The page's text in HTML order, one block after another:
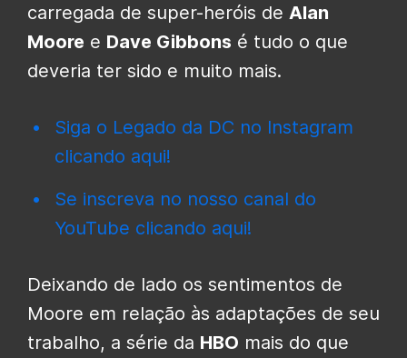
carregada de super-heróis de Alan
Moore e Dave Gibbons é tudo o que
deveria ter sido e muito mais.
Siga o Legado da DC no Instagram
clicando aqui!
Se inscreva no nosso canal do
YouTube clicando aqui!
Deixando de lado os sentimentos de
Moore em relação às adaptações de seu
trabalho, a série da HBO mais do que